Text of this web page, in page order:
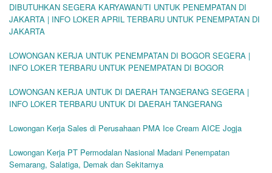
DIBUTUHKAN SEGERA KARYAWAN/TI UNTUK PENEMPATAN DI
JAKARTA | INFO LOKER APRIL TERBARU UNTUK PENEMPATAN DI
JAKARTA
LOWONGAN KERJA UNTUK PENEMPATAN DI BOGOR SEGERA |
INFO LOKER TERBARU UNTUK PENEMPATAN DI BOGOR
LOWONGAN KERJA UNTUK DI DAERAH TANGERANG SEGERA |
INFO LOKER TERBARU UNTUK DI DAERAH TANGERANG
Lowongan Kerja Sales di Perusahaan PMA Ice Cream AICE Jogja
Lowongan Kerja PT Permodalan Nasional Madani Penempatan
Semarang, Salatiga, Demak dan Sekitarnya